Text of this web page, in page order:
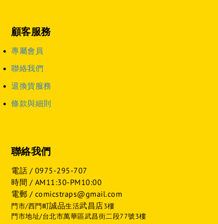
顧客服務
專屬會員
聯絡我們
退換貨服務
條款與細則
聯絡我們
電話 / 0975-295-707
時間 / AM11:30-PM10:00
電郵 / comicstraps@gmail.com
門市/西門町誠品生活武昌店3樓
門市地址/台北市萬華區武昌街二段77號3樓